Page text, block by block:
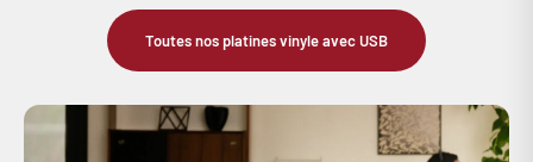
Toutes nos platines vinyle avec USB